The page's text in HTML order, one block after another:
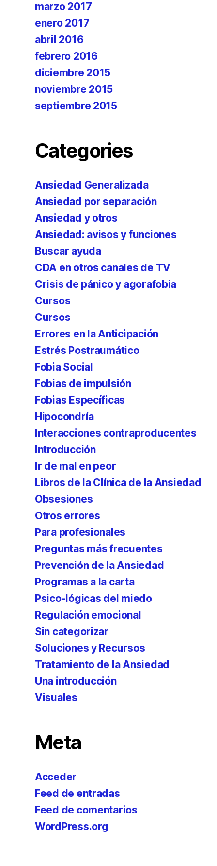
marzo 2017
enero 2017
abril 2016
febrero 2016
diciembre 2015
noviembre 2015
septiembre 2015
Categories
Ansiedad Generalizada
Ansiedad por separación
Ansiedad y otros
Ansiedad: avisos y funciones
Buscar ayuda
CDA en otros canales de TV
Crisis de pánico y agorafobia
Cursos
Cursos
Errores en la Anticipación
Estrés Postraumático
Fobia Social
Fobias de impulsión
Fobias Específicas
Hipocondría
Interacciones contraproducentes
Introducción
Ir de mal en peor
Libros de la Clínica de la Ansiedad
Obsesiones
Otros errores
Para profesionales
Preguntas más frecuentes
Prevención de la Ansiedad
Programas a la carta
Psico-lógicas del miedo
Regulación emocional
Sin categorizar
Soluciones y Recursos
Tratamiento de la Ansiedad
Una introducción
Visuales
Meta
Acceder
Feed de entradas
Feed de comentarios
WordPress.org